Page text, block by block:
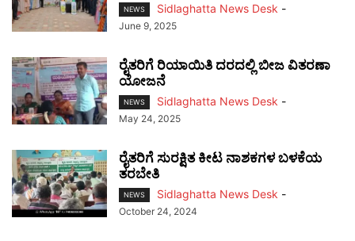
NEWS Sidlaghatta News Desk -
June 9, 2025
ರೈತರಿಗೆ ರಿಯಾಯಿತಿ ದರದಲ್ಲಿ ಬೀಜ ವಿತರಣಾ
ಯೋಜನೆ
NEWS Sidlaghatta News Desk -
May 24, 2025
ರೈತರಿಗೆ ಸುರಕ್ಷಿತ ಕೀಟ ನಾಶಕಗಳ ಬಳಕೆಯ
ತರಬೇತಿ
NEWS Sidlaghatta News Desk -
October 24, 2024